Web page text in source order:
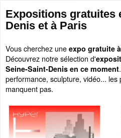
Expositions gratuites
Denis et à Paris
Vous cherchez une expo gratuite
Découvrez notre sélection d'
Seine-Saint-Denis en ce moment.
performance, sculpture, vidéo...
manquent pas.